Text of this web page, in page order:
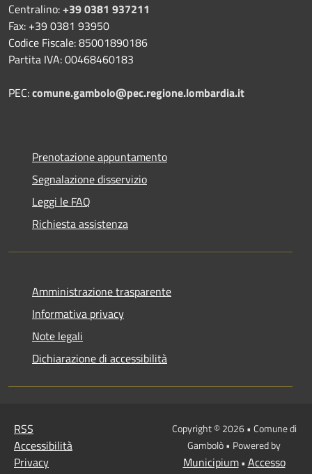
Centralino:+39 0381 937211
Fax: +39 0381 93950
Codice Fiscale: 85001890186
Partita IVA: 00468460183
PEC:comune.gambolo@pec.regione.lombardia.it
Prenotazione appuntamento
Segnalazione disservizio
Leggi le FAQ
Richiesta assistenza
Amministrazione trasparente
Informativa privacy
Note legali
Dichiarazione di accessibilità
RSS
Accessibilità
Privacy
Copyright © 2026 • Comune di
Gambolò • Powered by
Municipium• Accesso